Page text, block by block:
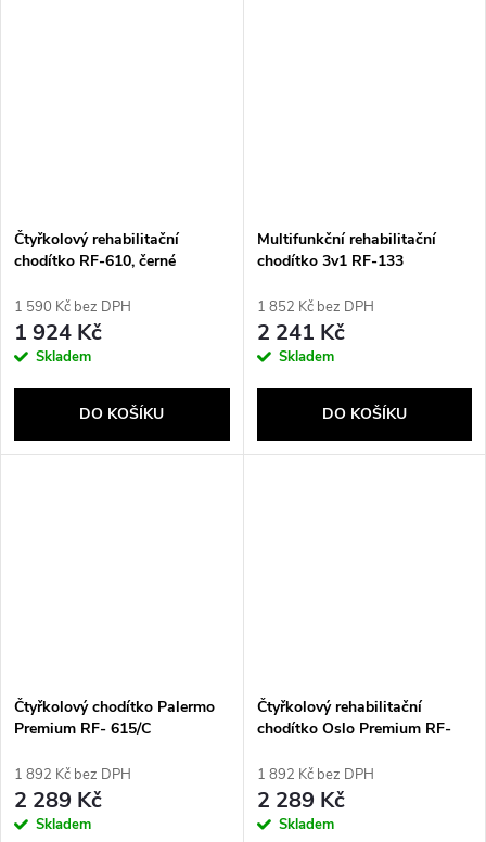
Čtyřkolový rehabilitační
chodítko RF-610, černé
1 590 Kč bez DPH
1 924 Kč
Skladem
DO KOŠÍKU
Multifunkční rehabilitační
chodítko 3v1 RF-133
1 852 Kč bez DPH
2 241 Kč
Skladem
DO KOŠÍKU
Čtyřkolový chodítko Palermo
Premium RF- 615/C
1 892 Kč bez DPH
2 289 Kč
Skladem
Čtyřkolový rehabilitační
chodítko Oslo Premium RF-
1 892 Kč bez DPH
2 289 Kč
Skladem